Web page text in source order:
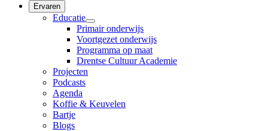
Ervaren
Educatie
Primair onderwijs
Voortgezet onderwijs
Programma op maat
Drentse Cultuur Academie
Projecten
Podcasts
Agenda
Koffie & Keuvelen
Bartje
Blogs